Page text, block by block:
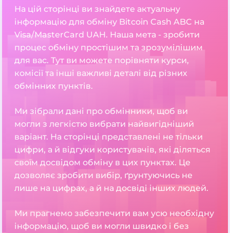
На цій сторінці ви знайдете актуальну
інформацію для обміну Bitcoin Cash ABC на
Visa/MasterCard UAH. Наша мета - зробити
процес обміну простішим та зрозумілішим
для вас. Тут ви можете порівняти курси,
комісії та інші важливі деталі від різних
обмінних пунктів.
Ми зібрали дані про обмінники, щоб ви
могли з легкістю вибрати найвигідніший
варіант. На сторінці представлені не тільки
цифри, а й відгуки користувачів, які діляться
своїм досвідом обміну в цих пунктах. Це
дозволяє зробити вибір, ґрунтуючись не
лише на цифрах, а й на досвіді інших людей.
Ми прагнемо забезпечити вам усю необхідну
інформацію, щоб ви могли швидко і без